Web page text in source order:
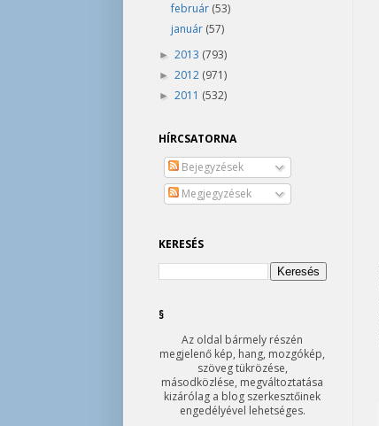
február (53)
január (57)
► 2013 (793)
► 2012 (971)
► 2011 (532)
HÍRCSATORNA
Bejegyzések
Megjegyzések
KERESÉS
§
Az oldal bármely részén
megjelenő kép, hang, mozgókép,
szöveg tükrözése,
másodközlése, megváltoztatása
kizárólag a blog szerkesztőinek
engedélyével lehetséges.